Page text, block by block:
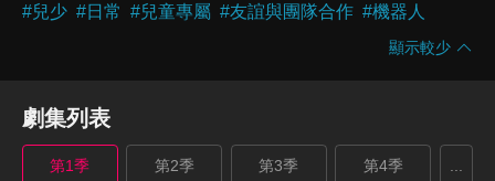
#兒少 #日常 #兒童專屬 #友誼與團隊合作 #機器人
顯示較少
劇集列表
第1季 第2季 第3季 第4季